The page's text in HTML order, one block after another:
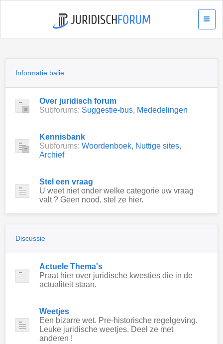
Informatie balie
Over juridisch forum
Subforums: Suggestie-bus, Mededelingen
Kennisbank
Subforums: Woordenboek, Nuttige sites,
Archief
Stel een vraag
U weet niet onder welke categorie uw vraag
valt ? Geen nood, stel ze hier.
Discussie
Actuele Thema's
Praat hier over juridische kwesties die in de
actualiteit staan.
Weetjes
Een bizarre wet. Pre-historische regelgeving.
Leuke juridische weetjes. Deel ze met
anderen !